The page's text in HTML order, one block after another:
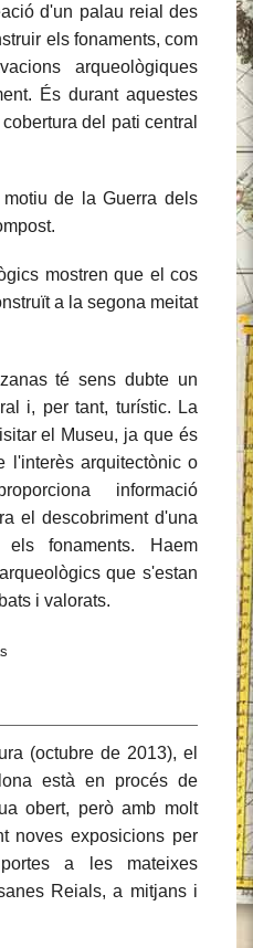
d'un palau reial des
els fonaments, com
arqueològiques
És durant aquestes
del pati central
de la Guerra dels
mostren que el cos
a la segona meitat
té sens dubte un
i, per tant, turístic. La
el Museu, ja que és
l'interès arquitectònic o
informació
el descobriment d'una
fonaments. Haem
que s'estan
i valorats.
(octubre de 2013), el
està en procés de
obert, però amb molt
noves exposicions per
a les mateixes
Reials, a mitjans i